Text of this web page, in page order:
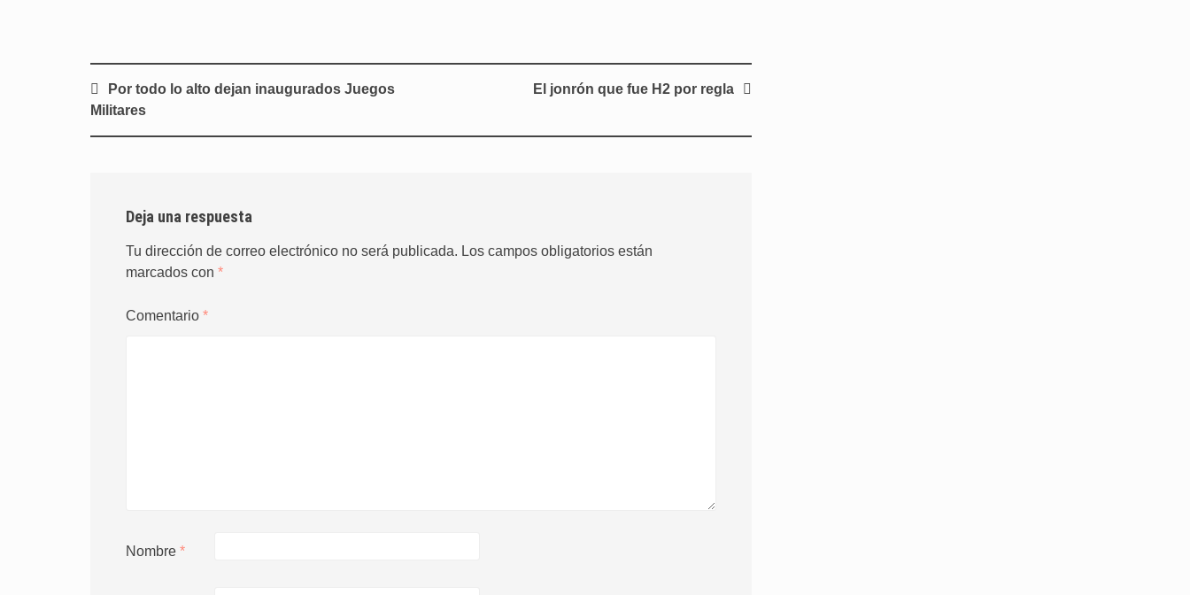
Navegación
de
Por todo lo alto dejan inaugurados Juegos
Militares
El jonrón que fue H2 por regla
Deja una respuesta
Tu dirección de correo electrónico no será publicada. Los campos obligatorios están
marcados con *
Comentario *
Nombre *